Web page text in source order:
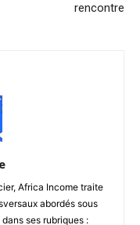
rencontre
Africa Income traite
abordés sous
dans ses rubriques :